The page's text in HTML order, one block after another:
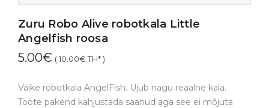
Zuru Robo Alive robotkala Little
Angelfish roosa
5.00€ (10.00€TH* )
Väike robotkala AngelFish. Ujub nagu reaalne kala.
Toote pakend kahjustada saanud aga see ei mõjuta